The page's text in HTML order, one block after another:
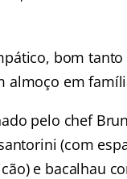
bom
almoço em
pelo chef
(com
e bacalhau